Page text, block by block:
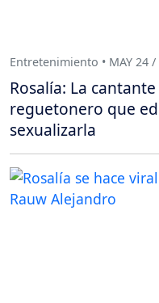
Entretenimiento • MAY 24 /
Rosalía: La
reguetonero que
sexualizarla